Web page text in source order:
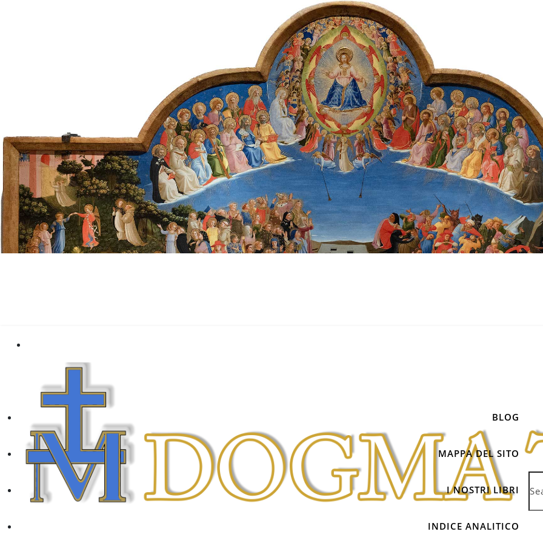
BLOG
MAPPA DEL SITO
I NOSTRI LIBRI
INDICE ANALITICO